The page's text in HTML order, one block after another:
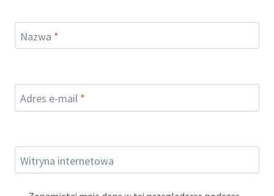
Nazwa *
Adres e-mail *
Witryna internetowa